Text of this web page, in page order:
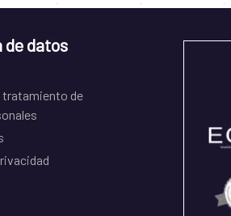
datos
tratamiento de